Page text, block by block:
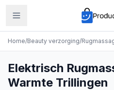
Home/Beauty verzorging/
Elektrisch
Warmte Trillingen